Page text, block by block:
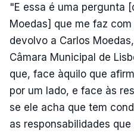
"E essa é uma pergunta
Moedas] que me faz
devolvo a Carlos
Câmara Municipal de
que, face àquilo que
por um lado, e face às
se ele acha que tem
as responsabilidades